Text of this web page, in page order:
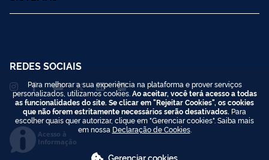
REDES SOCIAIS
Acesso à
Informação
Para melhorar a sua experiência na plataforma e prover serviços
personalizados, utilizamos cookies. Ao aceitar, você terá acesso a todas
as funcionalidades do site. Se clicar em "Rejeitar Cookies", os cookies
que não forem estritamente necessários serão desativados. Para
escolher quais quer autorizar, clique em "Gerenciar cookies". Saiba mais
em nossa Declaração de Cookies.
Gerenciar cookies